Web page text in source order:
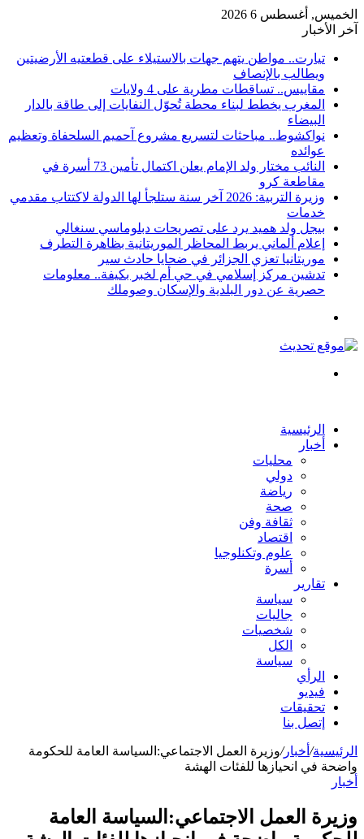
الخميس, أغسطس 6 2026
آخر الأخبار
تيارت.. مواطن يتهم جهات بالاستيلاء على قطعتيه الأرضيتين
ويطالب بالإنصاف
مقاييس.. تساقطات مطرية على 4 ولايات
المغرب يخطط لبناء محطة تُحوّل النفايات إلى طاقة بالدار
البيضاء
نواكشوط.. مباحثات لتسريع مشروع آحميم السلحفاة وتعظيم
عوائده
النائب مختار ولد الإمام يعلن اكتمال تأمين 73 أسرة في
مقاطعة كرو
وزيرة التربية: 2026 آخر سنة ستلجأ لها الدولة لاكتتاب مقدمي
خدمات
بيجل ولد هميد يرد على تصريحات دبلوماسي سنغالي
إعلام ألماني يربط المحاظر الموريتانية بظاهرة التطرف
موريتانيا تعزي الجزائر في ضحايا حادث سير
تدشين مركز إسلامي في حي أم لخبر بكيفة.. معلومات
حصرية عن دور البلدية والإسكان وصوملك
الرئيسية
أخبار
محليات
دولي
رياضة
صحة
ثقافة وفن
اقتصاد
علوم وتكنلوجيا
أسرة
تقارير
سياسة
جاليات
شخصيات
الكل
سياسة
الرأي
فيديو
تحقيقات
إتصل بنا
الرئيسية/ أخبار/وزيرة العمل الاجتماعي:السياسة العامة للحكومة
واضحة في انحيازها للفئات الهشة
أخبار
وزيرة العمل الاجتماعي:السياسة العامة